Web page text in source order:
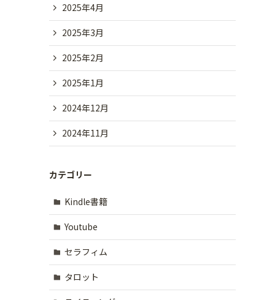
2025年4月
2025年3月
2025年2月
2025年1月
2024年12月
2024年11月
カテゴリー
Kindle書籍
Youtube
セラフィム
タロット